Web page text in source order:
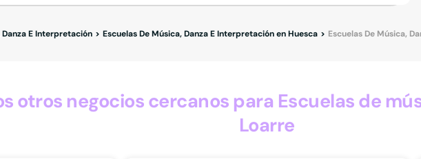
Danza E Interpretación Escuelas De Música, Danza E Interpretación en Huesca Escuelas De Música,
otros negocios cercanos para Escuelas de
Loarre